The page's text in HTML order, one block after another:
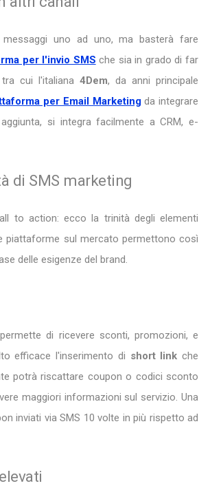
messaggi uno ad uno, ma basterà fare
per l'invio SMS che sia in grado di far
cui l'italiana 4Dem, da anni principale
per Email Marketingda integrare
si integra facilmente a CRM, e-
di SMS marketing
to action: ecco la trinità degli elementi
piattaforme sul mercato permettono così
delle esigenze del brand.
di ricevere sconti, promozioni, e
efficace l'inserimento di short link che
potrà riscattare coupon o codici sconto
maggiori informazioni sul servizio. Una
inviati via SMS 10 volte in più rispetto ad